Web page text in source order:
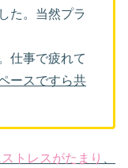
た。当然プラ
仕事で疲れて
ースですら共
トレスがたまり